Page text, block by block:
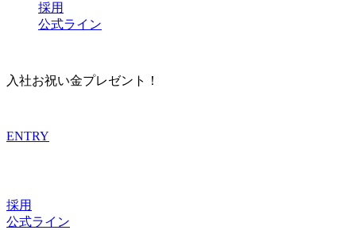
採用
公式ライン
入社お祝い金プレゼント！
ENTRY
採用
公式ライン